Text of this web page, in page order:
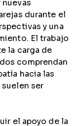
durante el
y una
El trabajo
la carga de
comprendan
hacia las
ser
el apoyo de la